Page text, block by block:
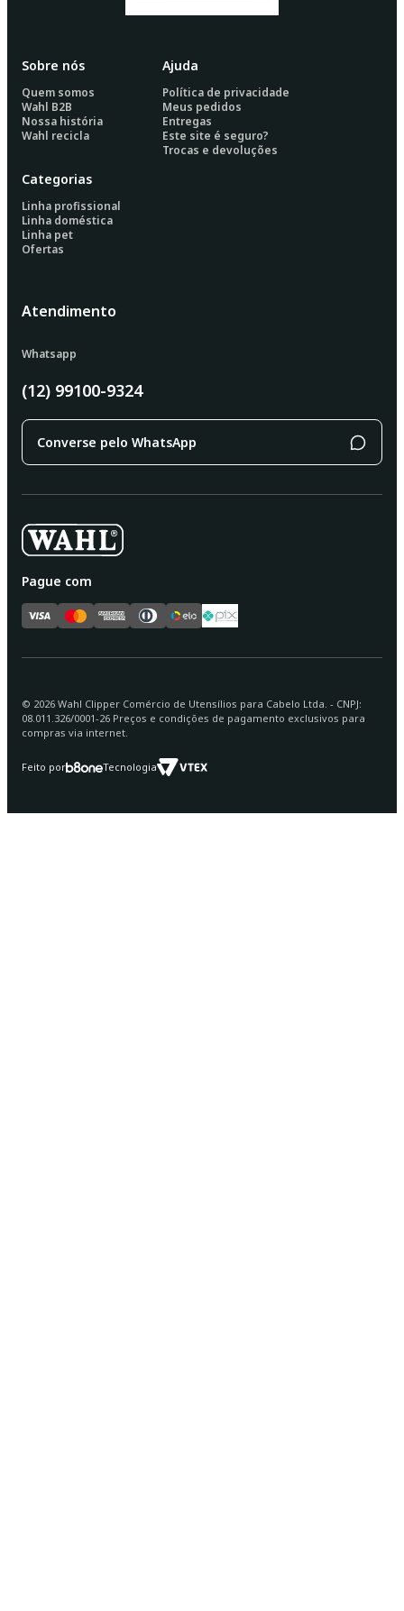
Sobre nós
Quem somos
Wahl B2B
Nossa história
Wahl recicla
Ajuda
Política de privacidade
Meus pedidos
Entregas
Este site é seguro?
Trocas e devoluções
Categorias
Linha profissional
Linha doméstica
Linha pet
Ofertas
Atendimento
Whatsapp
(12) 99100-9324
Converse pelo WhatsApp
Pague com
© 2026 Wahl Clipper Comércio de Utensílios para Cabelo Ltda. - CNPJ:
08.011.326/0001-26 Preços e condições de pagamento exclusivos para
compras via internet.
Feito por Tecnologia